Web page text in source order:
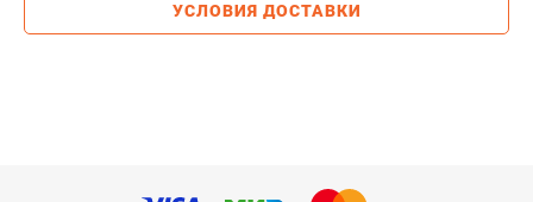
УСЛОВИЯ ДОСТАВКИ